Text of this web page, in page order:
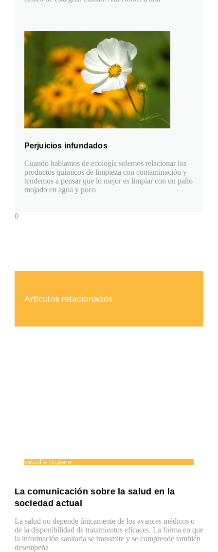
Perjuicios infundados
Cuando hablamos de ecología solemos relacionar los
productos químicos de limpieza con contaminación y
tendemos a pensar que lo mejor es limpiar con un paño
mojado en agua y poco
Artículos relacionados
salud e higiene
La comunicación sobre la salud en la
sociedad actual
La salud no depende únicamente de los avances médicos o
de la disponibilidad de tratamientos eficaces. La forma en que
la información sanitaria se transmite y se comprende también
desempeña